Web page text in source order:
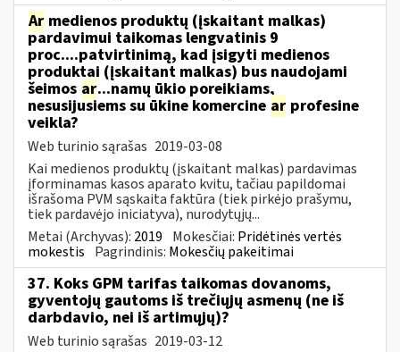
Ar medienos produktų (įskaitant malkas)
pardavimui taikomas lengvatinis 9
proc....patvirtinimą, kad įsigyti medienos
produktai (įskaitant malkas) bus naudojami
šeimos ar...namų ūkio poreikiams,
nesusijusiems su ūkine komercine ar profesine
veikla?
Web turinio sąrašas 2019-03-08
Kai medienos produktų (įskaitant malkas) pardavimas
įforminamas kasos aparato kvitu, tačiau papildomai
išrašoma PVM sąskaita faktūra (tiek pirkėjo prašymu,
tiek pardavėjo iniciatyva), nurodytųjų...
Metai (Archyvas): 2019 Mokesčiai: Pridėtinės vertės
mokestis Pagrindinis: Mokesčių pakeitimai
37. Koks GPM tarifas taikomas dovanoms,
gyventojų gautoms iš trečiųjų asmenų (ne iš
darbdavio, nei iš artimųjų)?
Web turinio sąrašas 2019-03-12